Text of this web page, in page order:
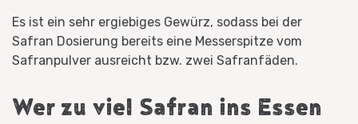
Es ist ein sehr ergiebiges Gewürz, sodass bei der
Safran Dosierung bereits eine Messerspitze vom
Safranpulver ausreicht bzw. zwei Safranfäden.
Wer zu viel Safran ins Essen